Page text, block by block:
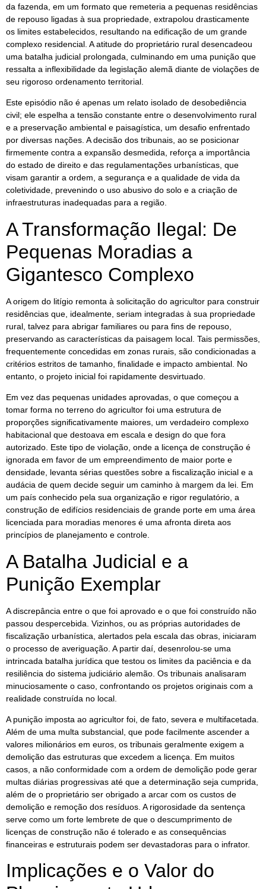
da fazenda, em um formato que remeteria a pequenas residências
de repouso ligadas à sua propriedade, extrapolou drasticamente
os limites estabelecidos, resultando na edificação de um grande
complexo residencial. A atitude do proprietário rural desencadeou
uma batalha judicial prolongada, culminando em uma punição que
ressalta a inflexibilidade da legislação alemã diante de violações de
seu rigoroso ordenamento territorial.
Este episódio não é apenas um relato isolado de desobediência
civil; ele espelha a tensão constante entre o desenvolvimento rural
e a preservação ambiental e paisagística, um desafio enfrentado
por diversas nações. A decisão dos tribunais, ao se posicionar
firmemente contra a expansão desmedida, reforça a importância
do estado de direito e das regulamentações urbanísticas, que
visam garantir a ordem, a segurança e a qualidade de vida da
coletividade, prevenindo o uso abusivo do solo e a criação de
infraestruturas inadequadas para a região.
A Transformação Ilegal: De
Pequenas Moradias a
Gigantesco Complexo
A origem do litígio remonta à solicitação do agricultor para construir
residências que, idealmente, seriam integradas à sua propriedade
rural, talvez para abrigar familiares ou para fins de repouso,
preservando as características da paisagem local. Tais permissões,
frequentemente concedidas em zonas rurais, são condicionadas a
critérios estritos de tamanho, finalidade e impacto ambiental. No
entanto, o projeto inicial foi rapidamente desvirtuado.
Em vez das pequenas unidades aprovadas, o que começou a
tomar forma no terreno do agricultor foi uma estrutura de
proporções significativamente maiores, um verdadeiro complexo
habitacional que destoava em escala e design do que fora
autorizado. Este tipo de violação, onde a licença de construção é
ignorada em favor de um empreendimento de maior porte e
densidade, levanta sérias questões sobre a fiscalização inicial e a
audácia de quem decide seguir um caminho à margem da lei. Em
um país conhecido pela sua organização e rigor regulatório, a
construção de edifícios residenciais de grande porte em uma área
licenciada para moradias menores é uma afronta direta aos
princípios de planejamento e controle.
A Batalha Judicial e a
Punição Exemplar
A discrepância entre o que foi aprovado e o que foi construído não
passou despercebida. Vizinhos, ou as próprias autoridades de
fiscalização urbanística, alertados pela escala das obras, iniciaram
o processo de averiguação. A partir daí, desenrolou-se uma
intrincada batalha jurídica que testou os limites da paciência e da
resiliência do sistema judiciário alemão. Os tribunais analisaram
minuciosamente o caso, confrontando os projetos originais com a
realidade construída no local.
A punição imposta ao agricultor foi, de fato, severa e multifacetada.
Além de uma multa substancial, que pode facilmente ascender a
valores milionários em euros, os tribunais geralmente exigem a
demolição das estruturas que excedem a licença. Em muitos
casos, a não conformidade com a ordem de demolição pode gerar
multas diárias progressivas até que a determinação seja cumprida,
além de o proprietário ser obrigado a arcar com os custos de
demolição e remoção dos resíduos. A rigorosidade da sentença
serve como um forte lembrete de que o descumprimento de
licenças de construção não é tolerado e as consequências
financeiras e estruturais podem ser devastadoras para o infrator.
Implicações e o Valor do